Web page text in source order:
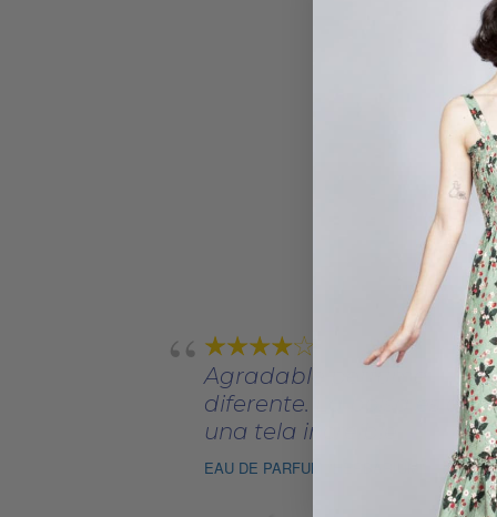
Agradable perfume
diferente. La bolsa es de
una tela increíble
EAU DE PARFUM "HERBARIUM"